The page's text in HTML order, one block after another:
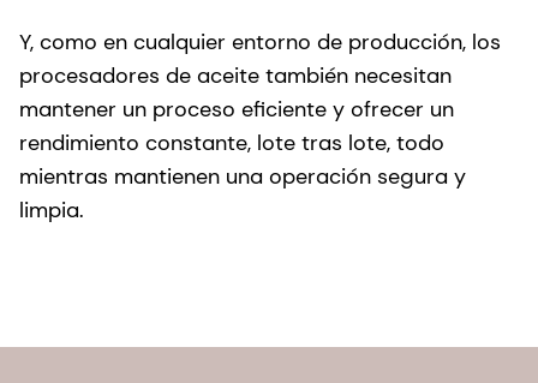
Y, como en cualquier entorno de producción, los
procesadores de aceite también necesitan
mantener un proceso eficiente y ofrecer un
rendimiento constante, lote tras lote, todo
mientras mantienen una operación segura y
limpia.